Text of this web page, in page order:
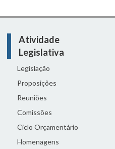
Atividade
Legislativa
Legislação
Proposições
Reuniões
Comissões
Ciclo Orçamentário
Homenagens